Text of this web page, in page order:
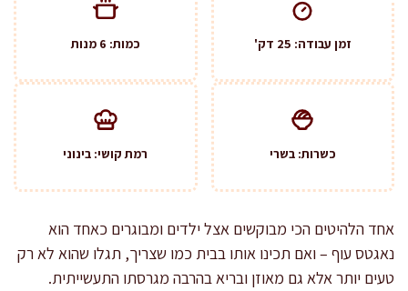
זמן עבודה: 25 דק' כמות: 6 מנות
כשרות: בשרי רמת קושי: בינוני
אחד הלהיטים הכי מבוקשים אצל ילדים ומבוגרים כאחד הוא
נאגטס עוף – ואם תכינו אותו בבית כמו שצריך, תגלו שהוא לא רק
טעים יותר אלא גם מאוזן ובריא בהרבה מגרסתו התעשייתית.